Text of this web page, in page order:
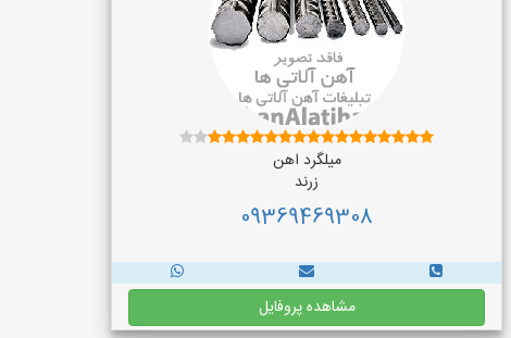
میلگرد اهن
زرند
09369469308
مشاهده پروفایل